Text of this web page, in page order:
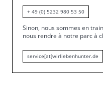
+ 49 (0) 5232 980 53 50
Sinon, nous sommes en
nous rendre à notre parc à
service[at]wirliebenhunter.de